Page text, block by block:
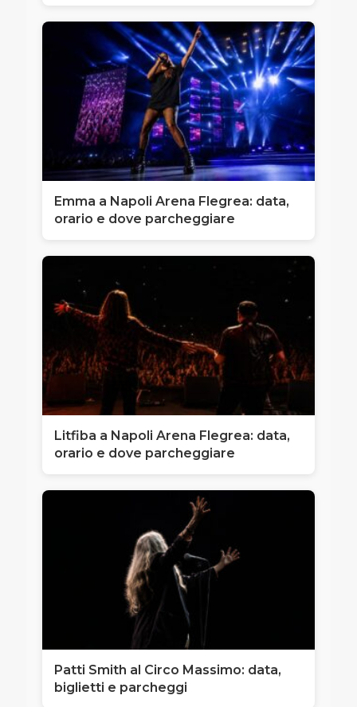
Emma a Napoli Arena Flegrea: data,
orario e dove parcheggiare
Litfiba a Napoli Arena Flegrea: data,
orario e dove parcheggiare
Patti Smith al Circo Massimo: data,
biglietti e parcheggi